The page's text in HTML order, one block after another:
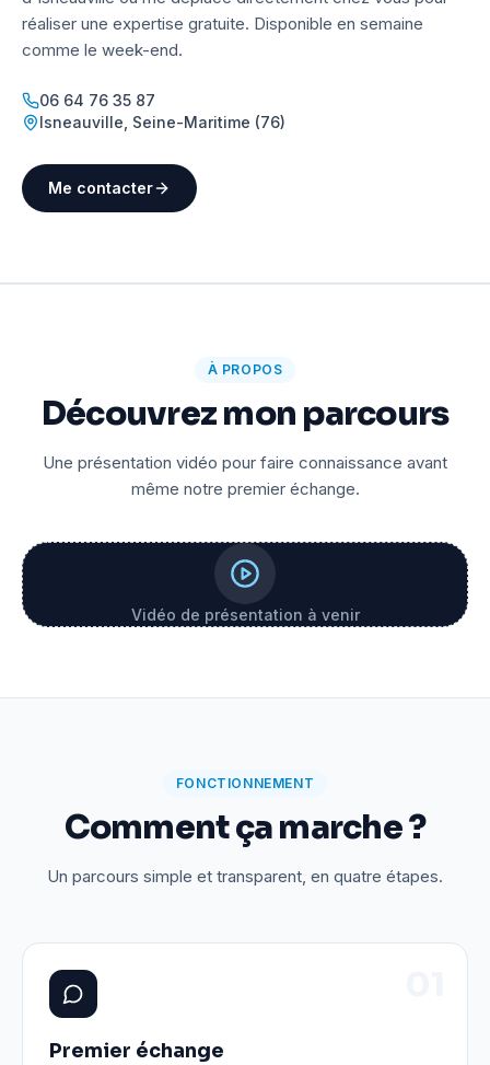
réaliser une expertise gratuite. Disponible en semaine
comme le week-end.
06 64 76 35 87
Isneauville Seine-Maritime (76)
Me contacter
À PROPOS
Découvrez mon parcours
Une présentation vidéo pour faire connaissance avant
même notre premier échange.
Vidéo de présentation à venir
FONCTIONNEMENT
Comment ça marche ?
Un parcours simple et transparent, en quatre étapes.
Premier échange